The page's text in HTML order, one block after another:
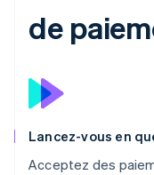
de
Lancez-vous en
Acceptez des